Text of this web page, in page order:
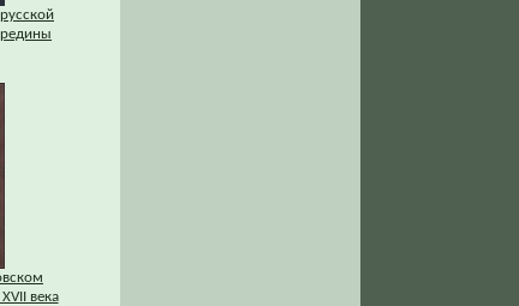
века